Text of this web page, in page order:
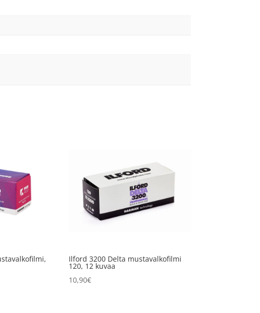
Ilford 3200 Delta mustavalkofilmi
120, 12 kuvaa
10,90€